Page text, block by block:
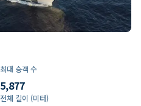
최대 승객 수
5,877
전체 길이 (미터)